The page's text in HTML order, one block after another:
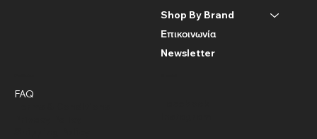
Shop By Brand
Επικοινωνία
Newsletter
FAQ